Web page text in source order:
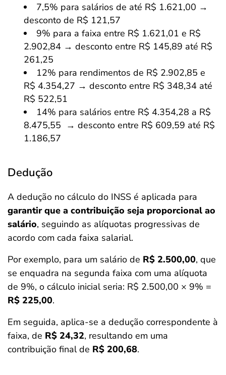
7,5% para salários de até R$ 1.621,00 →
desconto de R$ 121,57
9% para a faixa entre R$ 1.621,01 e R$
2.902,84 → desconto entre R$ 145,89 até R$
261,25
12% para rendimentos de R$ 2.902,85 e
R$ 4.354,27 → desconto entre R$ 348,34 até
R$ 522,51
14% para salários entre R$ 4.354,28 a R$
8.475,55 → desconto entre R$ 609,59 até R$
1.186,57
Dedução
A dedução no cálculo do INSS é aplicada para
garantir que a contribuição seja proporcional ao
salário, seguindo as alíquotas progressivas de
acordo com cada faixa salarial.
Por exemplo, para um salário de R$ 2.500,00, que
se enquadra na segunda faixa com uma alíquota
de 9%, o cálculo inicial seria: R$ 2.500,00 × 9% =
R$ 225,00.
Em seguida, aplica-se a dedução correspondente à
faixa, de R$ 24,32, resultando em uma
contribuição final de R$ 200,68.